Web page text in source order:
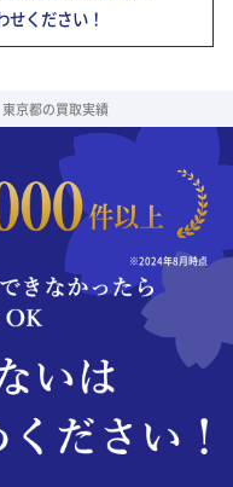
せください！
東京都の買取実績
※2024年8月時点